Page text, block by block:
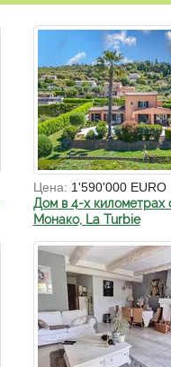
Цена: 1'590'000 EURO
Дом в 4-х километрах
Монако, La Turbie